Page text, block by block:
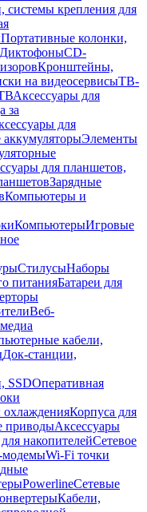
системы крепления для
Портативные колонки,
ДиктофоныCD-
Кронштейны,
на видеосервисыТВ-
Аксессуары для
за
для
Элементы
для планшетов,
Зарядные
Компьютеры и
КомпьютерыИгровые
СтилусыНаборы
питанияБатареи для
Веб-
кабели,
Док-станции,
SSDОперативная
Корпуса для
приводыАксессуары
накопителейСетевое
модемыWi-Fi точки
PowerlineСетевые
Кабели,